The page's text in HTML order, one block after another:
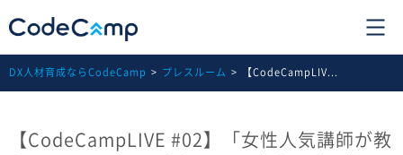
DX人材育成ならCodeCamp プレスルーム 【CodeCampLIV...
【CodeCampLIVE #02】「女性人気講師が教